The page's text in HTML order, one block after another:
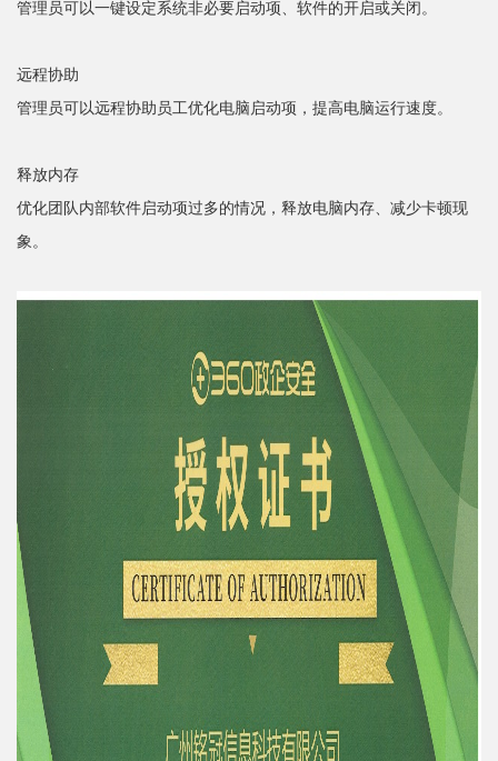
管理员可以一键设定系统非必要启动项、软件的开启或关闭。
远程协助
管理员可以远程协助员工优化电脑启动项，提高电脑运行速度。
释放内存
优化团队内部软件启动项过多的情况，释放电脑内存、减少卡顿现
象。